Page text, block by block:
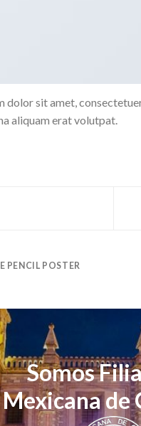
dolor sit amet,
aliquam erat volutpat.
PENCIL POSTER
Somos